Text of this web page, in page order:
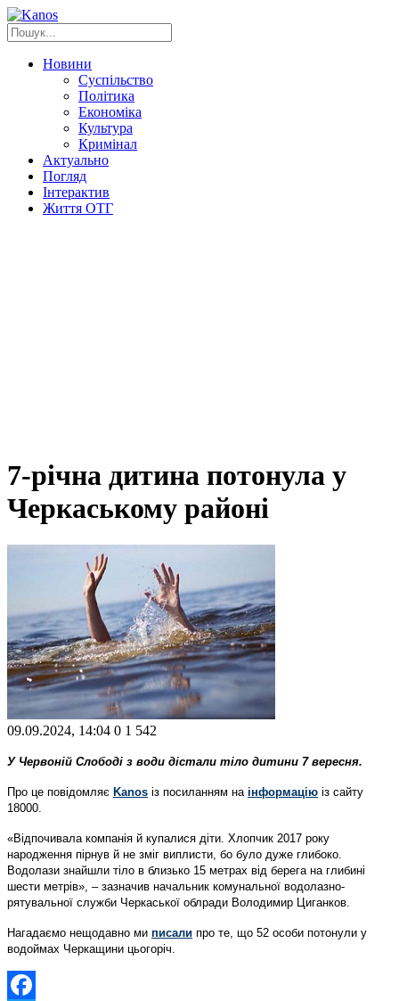
Новини
Суспільство
Політика
Економіка
Культура
Кримінал
Актуально
Погляд
Інтерактив
Життя ОТГ
7-річна дитина потонула у
Черкаському районі
09.09.2024, 14:04 0 1 542
У Червоній Слободі з води дістали тіло дитини 7 вересня.
Про це повідомляє Kanos із посиланням на інформацію із сайту
18000.
«Відпочивала компанія й купалися діти. Хлопчик 2017 року
народження пірнув й не зміг виплисти, бо було дуже глибоко.
Водолази знайшли тіло в близько 15 метрах від берега на глибині
шести метрів», – зазначив начальник комунальної водолазно-
рятувальної служби Черкаської облради Володимир Циганков.
Нагадаємо нещодавно ми писали про те, що 52 особи потонули у
водоймах Черкащини цьогоріч.